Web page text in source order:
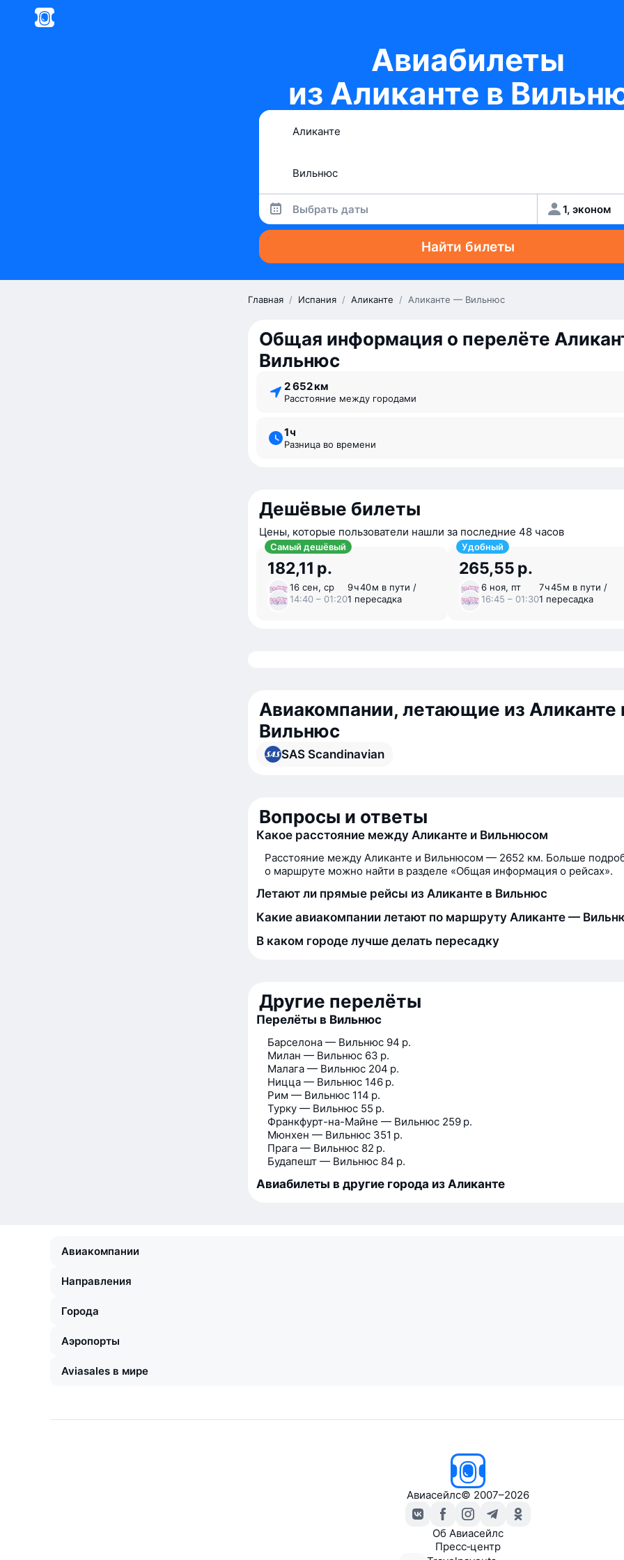
Авиабилеты
из Аликанте в
Выбрать даты 1, эконом
Найти билеты
Главная / Испания / Аликанте / Аликанте — Вильнюс
Общая информация о перелёте
Вильнюс
2 652 км
Расстояние между городами
1 ⁠ч
Разница во времени
Дешёвые билеты
Цены, которые пользователи нашли за последние 48 часов
Самый дешёвый
182,11 р.
16 сен, ср
14:40 – 01:20
9 ⁠ч 40 ⁠м в пути /
1 пересадка
Удобный
265,55 р.
6 ноя, пт
16:45 – 01:30
7 ⁠ч 45 ⁠м в пути /
1 пересадка
Авиакомпании, летающие из Аликанте
Вильнюс
SAS Scandinavian
Вопросы и ответы
Какое расстояние между Аликанте и Вильнюсом
Расстояние между Аликанте и Вильнюсом — 2652 км. Больше
о маршруте можно найти в разделе «Общая информация о рейсах».
Летают ли прямые рейсы из Аликанте в Вильнюс
Какие авиакомпании летают по маршруту Аликанте —
В каком городе лучше делать пересадку
Другие перелёты
Перелёты в Вильнюс
Барселона — Вильнюс 94 р.
Милан — Вильнюс 63 р.
Малага — Вильнюс 204 р.
Ницца — Вильнюс 146 р.
Рим — Вильнюс 114 р.
Турку — Вильнюс 55 р.
Франкфурт-на-Майне — Вильнюс 259 р.
Мюнхен — Вильнюс 351 р.
Прага — Вильнюс 82 р.
Будапешт — Вильнюс 84 р.
Авиабилеты в другие города из Аликанте
Авиакомпании
Направления
Города
Аэропорты
Aviasales в мире
Авиасейлс© 2007–2026
Об Авиасейлс
Пресс‑центр